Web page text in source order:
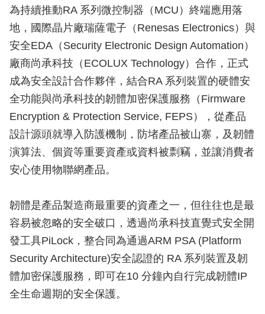
為持續推動RA 系列微控制器（MCU）終端應用落
地，國際晶片廠瑞薩電子（Renesas Electronics）與
安全EDA（Security Electronic Design Automation）
廠商尚承科技（ECOLUX Technology）合作，正式
成為安全設計合作夥伴，結合RA 系列裝置的硬體安
全功能與尚承科技的韌體加密保護服務（Firmware
Encryption & Protection Service, FEPS），從產品
設計源頭就導入防護機制，防堵產品被山寨，及韌體
演算法、個資等重要資產或資料被剽竊，並讓消費者
安心使用物聯網產品。
韌體是產品製造商最重要的資產之一，但往往也是最
容易被忽略的安全破口，透過尚承科技直覺式安全開
發工具PiLock，整合同為通過ARM PSA (Platform
Security Architecture)安全認證的 RA 系列裝置及韌
體加密保護服務，即可在10 分鐘內自行完成韌體IP
全生命週期的安全保護。